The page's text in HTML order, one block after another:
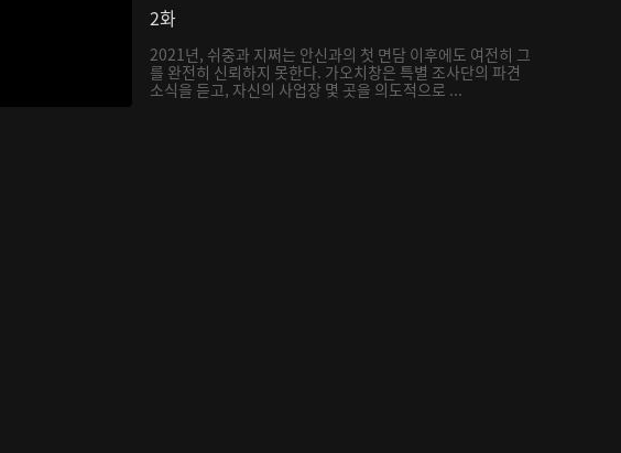
2화
2021년, 쉬중과 지쩌는 안신과의 첫 면담 이후에도 여전히 그
를 완전히 신뢰하지 못한다. 가오치창은 특별 조사단의 파견
소식을 듣고, 자신의 사업장 몇 곳을 의도적으로 ...